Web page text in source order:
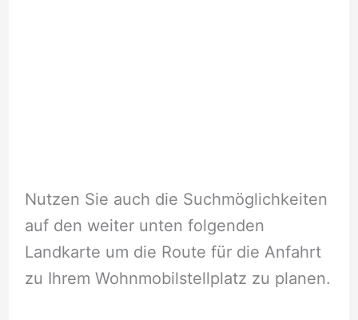
Nutzen Sie auch die Suchmöglichkeiten
auf den weiter unten folgenden
Landkarte um die Route für die Anfahrt
zu Ihrem Wohnmobilstellplatz zu planen.